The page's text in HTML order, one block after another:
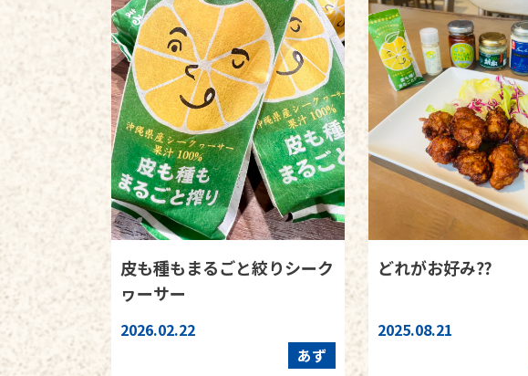
皮も種もまるごと絞りシーク
ヮーサー
2026.02.22
あず
どれがお好み⁇
2025.08.21